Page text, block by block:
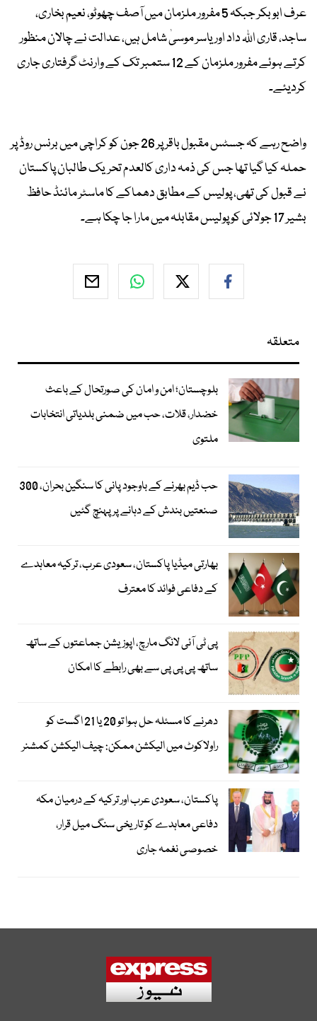
عرف ابو بکر جبکہ 5 مفرور ملزمان میں آصف چھوٹو، نعیم بخاری،
ساجد، قاری اللہ داد اور یاسر موسیٰ شامل ہیں، عدالت نے چالان منظور
کرتے ہوئے مفرور ملزمان کے 12 ستمبر تک کے وارنٹ گرفتاری جاری
کردیئے۔
واضح رہے کہ جسٹس مقبول باقر پر 26 جون کو کراچی میں برنس روڈ پر
حملہ کیا گیا تھا جس کی ذمہ داری کالعدم تحریک طالبان پاکستان
نے قبول کی تھی، پولیس کے مطابق دھماکے کا ماسٹر مائنڈ حافظ
بشیر 17 جولائی کو پولیس مقابلہ میں مارا جا چکا ہے۔
متعلقہ
بلوچستان؛ امن و امان کی صورتحال کے باعث
خضدار، قلات، حب میں ضمنی بلدیاتی انتخابات
ملتوی
حب ڈیم بھرنے کے باوجود پانی کا سنگین بحران، 300
صنعتیں بندش کے دہانے پر پہنچ گئیں
بھارتی میڈیا پاکستان، سعودی عرب، ترکیہ معاہدے
کے دفاعی فوائد کا معترف
پی ٹی آئی لانگ مارچ، اپوزیشن جماعتوں کے ساتھ
ساتھ پی پی پی سے بھی رابطے کا امکان
دھرنے کا مسئلہ حل ہوا تو 20 یا 21 اگست کو
راولاکوٹ میں الیکشن ممکن: چیف الیکشن کمشنر
پاکستان، سعودی عرب اور ترکیہ کے درمیان مکہ
دفاعی معاہدے کو تاریخی سنگ میل قرار،
خصوصی نغمہ جاری